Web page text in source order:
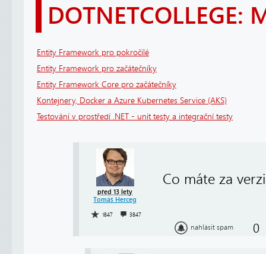
DOTNETCOLLEGE:
Entity Framework pro pokročilé
Entity Framework pro začátečníky
Entity Framework Core pro začátečníky
Kontejnery, Docker a Azure Kubernetes Service (AKS)
Testování v prostředí .NET - unit testy a integrační testy
před 13 lety
Tomáš Herceg
1847 3847
Co máte za
nahlásit spam 0